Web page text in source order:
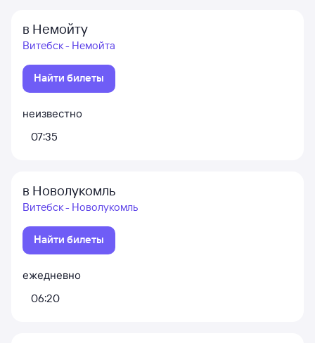
в Немойту
Витебск - Немойта
Найти билеты
неизвестно
07:35
в Новолукомль
Витебск - Новолукомль
Найти билеты
ежедневно
06:20